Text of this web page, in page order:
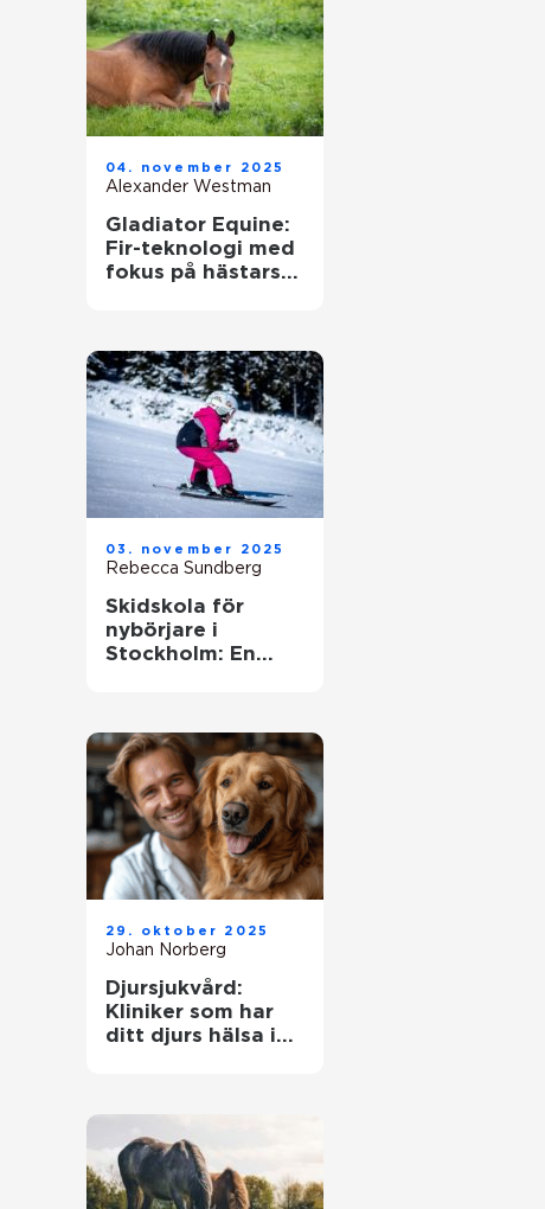
04. november 2025
Alexander Westman
Gladiator Equine:
Fir-teknologi med
fokus på hästars
03. november 2025
Rebecca Sundberg
Skidskola för
nybörjare i
Stockholm: En
29. oktober 2025
Johan Norberg
Djursjukvård:
Kliniker som har
ditt djurs hälsa i